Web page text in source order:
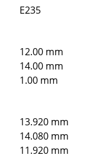
E235
12.00 mm
14.00 mm
1.00 mm
13.920 mm
14.080 mm
11.920 mm